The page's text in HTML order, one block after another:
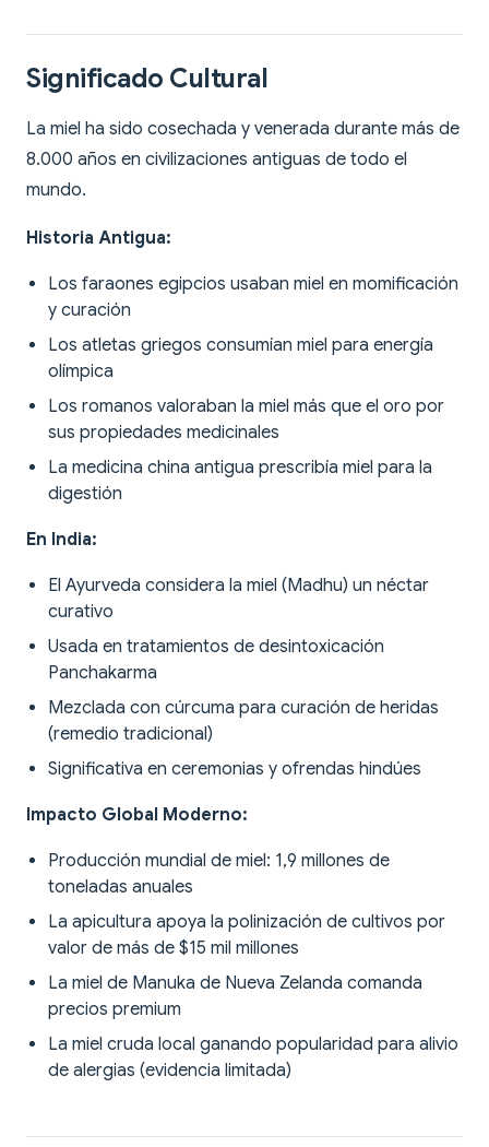
Significado Cultural
La miel ha sido cosechada y venerada durante más de
8.000 años en civilizaciones antiguas de todo el
mundo.
Historia Antigua:
Los faraones egipcios usaban miel en momificación
y curación
Los atletas griegos consumían miel para energía
olímpica
Los romanos valoraban la miel más que el oro por
sus propiedades medicinales
La medicina china antigua prescribía miel para la
digestión
En India:
El Ayurveda considera la miel (Madhu) un néctar
curativo
Usada en tratamientos de desintoxicación
Panchakarma
Mezclada con cúrcuma para curación de heridas
(remedio tradicional)
Significativa en ceremonias y ofrendas hindúes
Impacto Global Moderno:
Producción mundial de miel: 1,9 millones de
toneladas anuales
La apicultura apoya la polinización de cultivos por
valor de más de $15 mil millones
La miel de Manuka de Nueva Zelanda comanda
precios premium
La miel cruda local ganando popularidad para alivio
de alergias (evidencia limitada)